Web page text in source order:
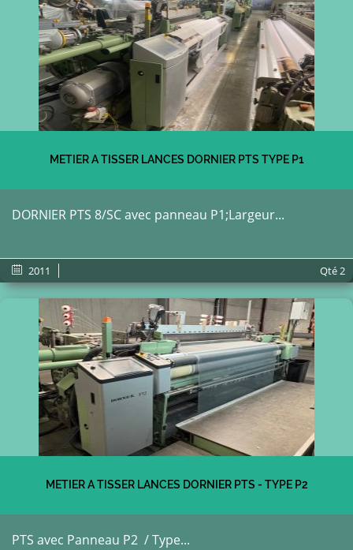
METIER A TISSER LANCES DORNIER PTS TYPE P1
DORNIER PTS 8/SC avec panneau P1;Largeur...
2011 Qté2
METIER A TISSER LANCES DORNIER PTS - TYPE P2
PTS avec Panneau P2 / Type...